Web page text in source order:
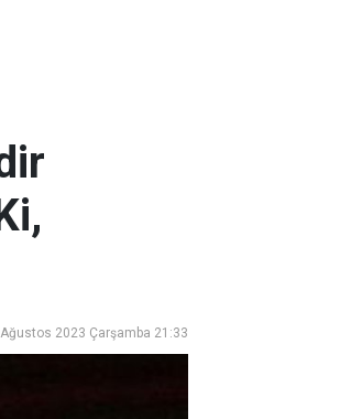
2023 Çarşamba 21:33